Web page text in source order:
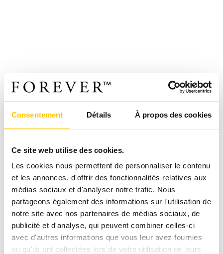
Consentement Détails À propos des cookies
Ce site web utilise des cookies.
Les cookies nous permettent de personnaliser le contenu
et les annonces, d'offrir des fonctionnalités relatives aux
médias sociaux et d'analyser notre trafic. Nous
partageons également des informations sur l'utilisation de
notre site avec nos partenaires de médias sociaux, de
publicité et d'analyse, qui peuvent combiner celles-ci
avec d'autres informations que vous leur avez fournies
ou qu'ils ont collectées lors de votre utilisation de leurs